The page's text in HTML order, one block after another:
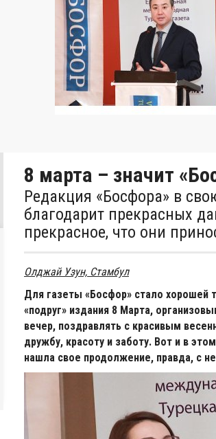
8 марта – значит
Редакция «Босфора» в
благодарит прекрасных
прекрасное, что они
Олджай Узун, Стамбул
Для газеты «Босфор» стало хорошей
«подруг» издания 8 Марта,
вечер, поздравлять с красивым
дружбу, красоту и заботу. Вот и в
нашла свое продолжение, правда, с